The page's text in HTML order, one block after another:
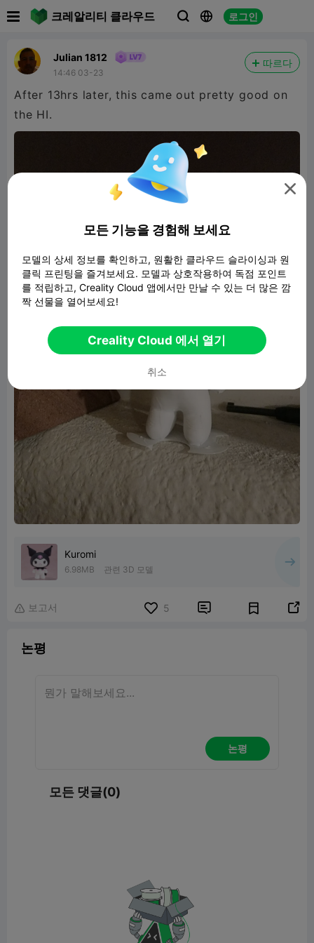
크레알리티 클라우드   로그인
Julian 1812
14:46 03-23
따르다
After 13hrs later, this came out pretty good on
the HI.
Kuromi
6.98MB 관련 3D 모델
 보고서 5  
논평
논평
모든 댓글(0)

모든 기능을 경험해 보세요
모델의 상세 정보를 확인하고, 원활한 클라우드 슬라이싱과 원
클릭 프린팅을 즐겨보세요. 모델과 상호작용하여 독점 포인트
를 적립하고, Creality Cloud 앱에서만 만날 수 있는 더 많은 깜
짝 선물을 열어보세요!
Creality Cloud 에서 열기
취소